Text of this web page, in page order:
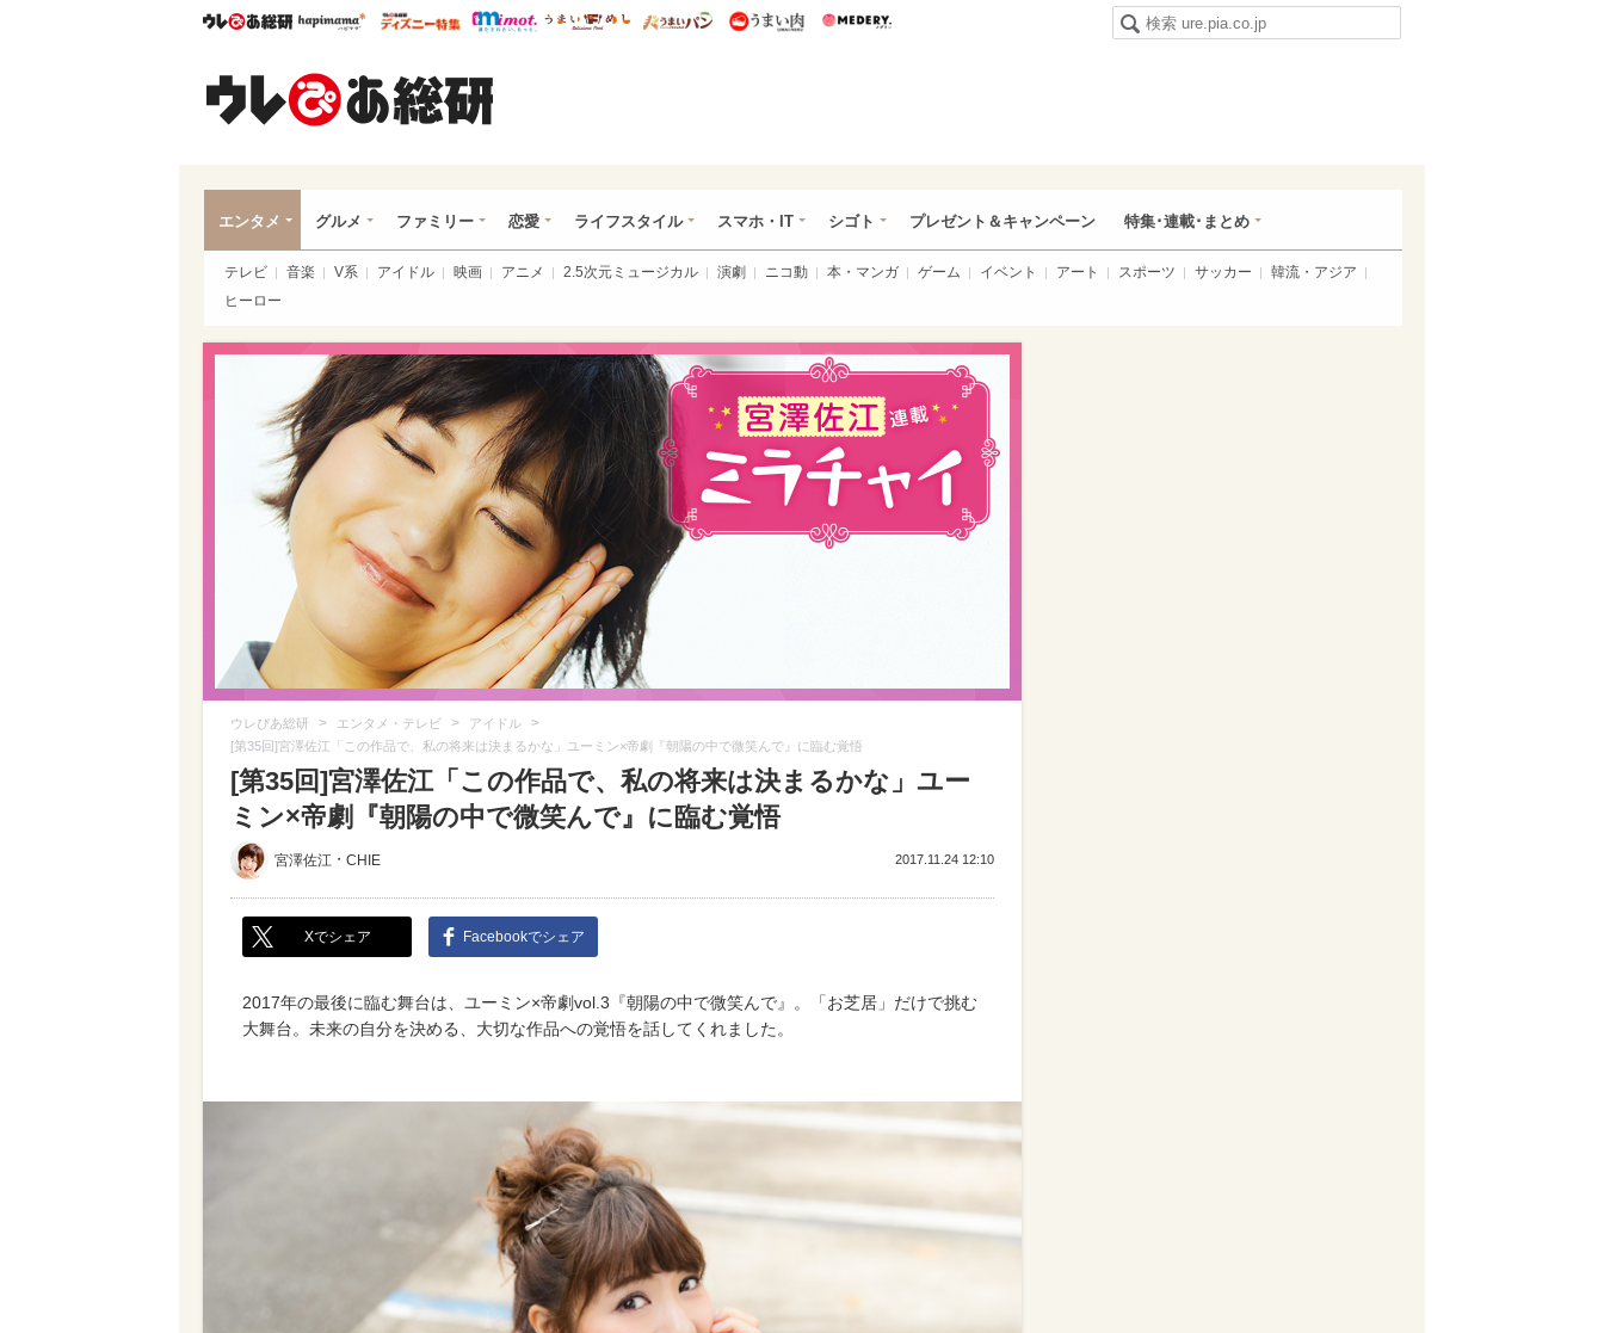
ウレぴあ総研ハピママ* ウレぴあ総研 ディズニー特集
mimot. うまいめし うまいパン うまい肉
エンタメ グルメ ファミリー 恋愛 ライフスタイル スマホ・IT シゴト プレゼント＆キャンペーン 特集･連載･まとめ
テレビ 音楽 V系 アイドル 映画 アニメ 2.5次元ミュージカル 演劇 ニコ動 本・マンガ ゲーム イベント アート スポーツ サッカー
韓流・アジア
ヒーロー
ウレぴあ総研 > エンタメ・テレビ > アイドル >
[第35回]宮澤佐江「この作品で、私の将来は決まるかな」ユーミン×帝劇『朝陽の中で微笑んで』に臨む覚悟
[第35回]宮澤佐江「この作品で、私の将来は決まるかな」ユー
ミン×帝劇『朝陽の中で微笑んで』に臨む覚悟
宮澤佐江 ・ CHIE 2017.11.24 12:10
Xでシェア Facebookでシェア
2017年の最後に臨む舞台は、ユーミン×帝劇vol.3『朝陽の中で微笑んで』。「お芝居」だけで挑む
大舞台。未来の自分を決める、大切な作品への覚悟を話してくれました。